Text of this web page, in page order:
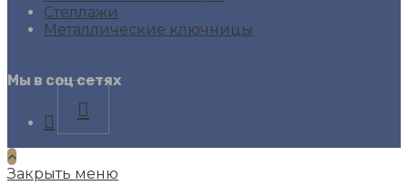
Стеллажи
Металлические ключницы
Мы в соц сетях
Opens
in
a
new
tab
Закрыть меню